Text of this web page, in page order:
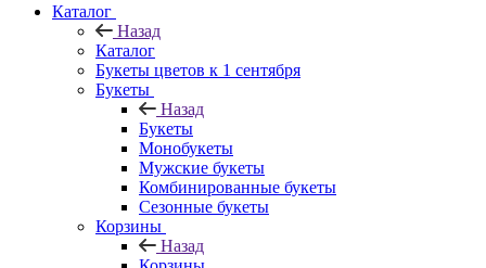
Каталог
Назад
Каталог
Букеты цветов к 1 сентября
Букеты
Назад
Букеты
Монобукеты
Мужские букеты
Комбинированные букеты
Сезонные букеты
Корзины
Назад